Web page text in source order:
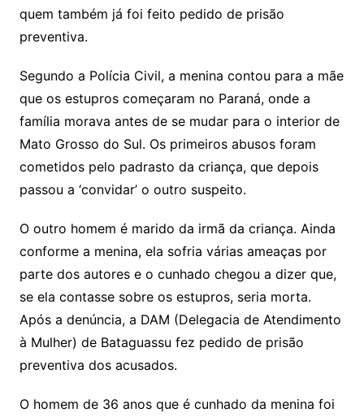
quem também já foi feito pedido de prisão
preventiva.
Segundo a Polícia Civil, a menina contou para a mãe
que os estupros começaram no Paraná, onde a
família morava antes de se mudar para o interior de
Mato Grosso do Sul. Os primeiros abusos foram
cometidos pelo padrasto da criança, que depois
passou a ‘convidar’ o outro suspeito.
O outro homem é marido da irmã da criança. Ainda
conforme a menina, ela sofria várias ameaças por
parte dos autores e o cunhado chegou a dizer que,
se ela contasse sobre os estupros, seria morta.
Após a denúncia, a DAM (Delegacia de Atendimento
à Mulher) de Bataguassu fez pedido de prisão
preventiva dos acusados.
O homem de 36 anos que é cunhado da menina foi